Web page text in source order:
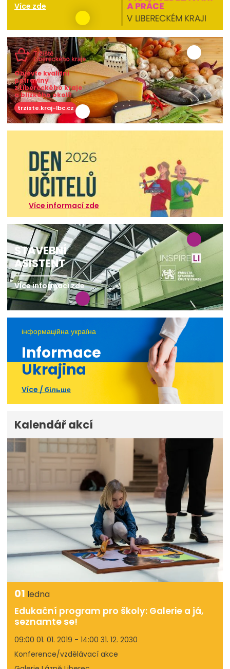
Více zde
Objevte kvalitní
potraviny
z Libereckého kraje
a blízkého okolí!
trziste.kraj-lbc.cz
Více informací zde
STAVEBNÍ
ASISTENT
Více informací zde
інформаційна україна
Informace
Ukrajina
Více / більше
Kalendář akcí
01 ledna
Edukační program pro školy: Galerie a já,
seznamte se!
09:00 01. 01. 2019 - 14:00 31. 12. 2030
Konference/vzdělávací akce